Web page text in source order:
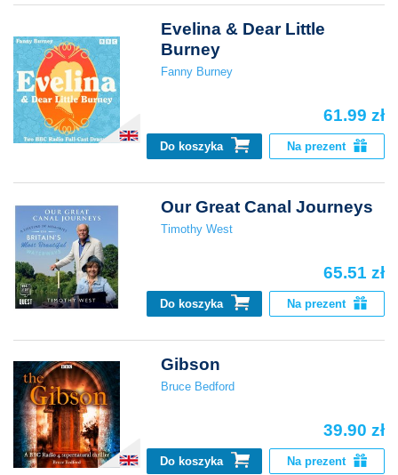
Evelina & Dear Little
Burney
Fanny Burney
61.99 zł
Do koszyka Na prezent
Our Great Canal Journeys
Timothy West
65.51 zł
Do koszyka Na prezent
Gibson
Bruce Bedford
39.90 zł
Do koszyka Na prezent